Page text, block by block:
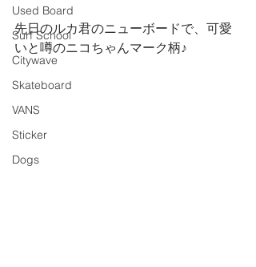
Used Board
Surf School
Citywave
Skateboard
VANS
Sticker
Dogs
先日のルカ君のニューボードで、可愛
いと噂のニコちゃんマーク柄♪